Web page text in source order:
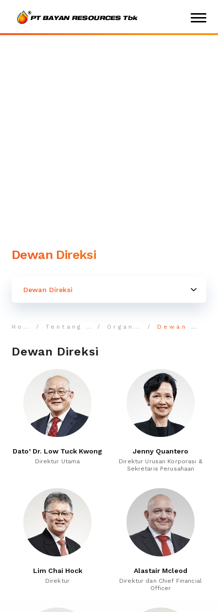
Dewan Direksi
Dewan Direksi
Home Tentang Bayan Organisasi Dewan Direksi
Dewan Direksi
Dato’ Dr. Low Tuck Kwong
Direktur Utama
Jenny Quantero
Direktur Urusan Korporasi &
Sekretaris Perusahaan
Lim Chai Hock
Direktur
Alastair Mcleod
Direktur dan Chief Financial
Officer